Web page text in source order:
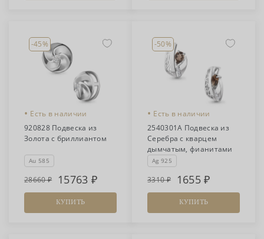
-45%
• Есть в наличии
920828 Подвеска из
Золота с бриллиантом
Au 585
28660 15763
КУПИТЬ
-50%
• Есть в наличии
2540301А Подвеска из
Серебра с кварцем
дымчатым, фианитами
Ag 925
3310 1655
КУПИТЬ